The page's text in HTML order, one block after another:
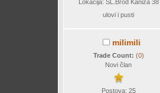
Lokacija: SL.Brod Kaniža 38
ulovi i pusti
milimili
Trade Count: (0)
Novi član
Postova: 25